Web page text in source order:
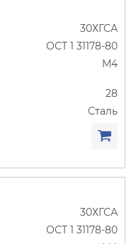
30ХГСА
ОСТ 1 31178-80
М4
28
Сталь
30ХГСА
ОСТ 1 31178-80